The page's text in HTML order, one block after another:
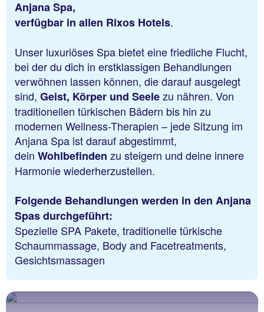
Anjana Spa,
verfügbar in allen Rixos Hotels.
Unser luxuriöses Spa bietet eine friedliche Flucht,
bei der du dich in erstklassigen Behandlungen
verwöhnen lassen können, die darauf ausgelegt
sind, Geist, Körper und Seelezu nähren. Von
traditionellen türkischen Bädern bis hin zu
modernen Wellness-Therapien – jede Sitzung im
Anjana Spa ist darauf abgestimmt,
dein Wohlbefinden zu steigern und deine innere
Harmonie wiederherzustellen.
Folgende Behandlungen werden in den Anjana
Spas durchgeführt:
Spezielle SPA Pakete, traditionelle türkische
Schaummassage, Body and Facetreatments,
Gesichtsmassagen
Türkische Riviera
Rixos Premium Tekirova